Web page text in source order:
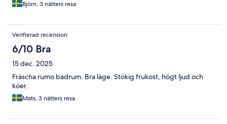
Björn, 3 nätters resa
Verifierad recension
6/10 Bra
15 dec. 2025
Fräscha rumo badrum. Bra läge. Stökig frukost, högt ljud och
köer.
Mats, 3 nätters resa